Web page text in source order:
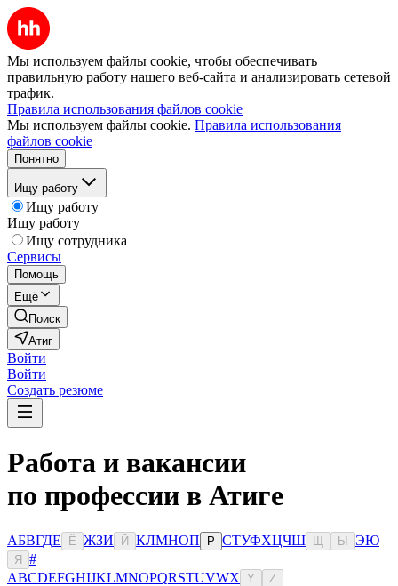
Мы используем файлы cookie, чтобы обеспечивать
правильную работу нашего веб-сайта и анализировать сетевой
трафик.
Правила использования файлов cookie
Мы используем файлы cookie. Правила использования
файлов cookie
Понятно
Ищу работу
Ищу работу
Ищу работу
Ищу сотрудника
Сервисы
Помощь
Ещё
Поиск
Атиг
Войти
Войти
Создать резюме
Работа и вакансии
по профессии в Атиге
АБВГДЕ Ё ЖЗИ Й КЛМНОП Р СТУФХЦЧШ Ы ЭЮ
Я
#
ABCDEFGHIJKLMNOPQRSTUVWX Y Z